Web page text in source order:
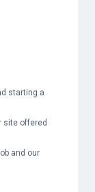
starting a
site offered
and our